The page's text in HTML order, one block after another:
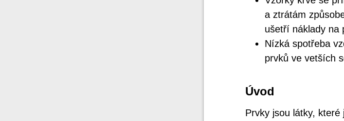
a ztrátám
ušetří náklady na
Nízká spotřeba
prvků ve vetších
Úvod
Prvky jsou látky,